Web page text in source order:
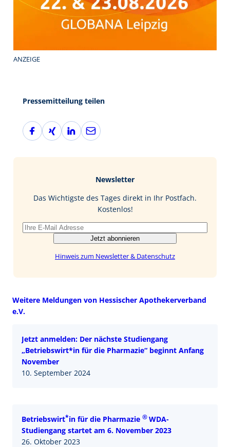
ANZEIGE
Pressemitteilung teilen
F
a
X
i
L
i
I
E
-
Newsletter
Das Wichtigste des Tages direkt in Ihr Postfach.
Kostenlos!
Jetzt abonnieren
Hinweis zum Newsletter & Datenschutz
Weitere Meldungen von Hessischer Apothekerverband
e.V.
Jetzt anmelden: Der nächste Studiengang
„Betriebswirt*in für die Pharmazie“ beginnt Anfang
November
10. September 2024
Betriebswirt*in für die Pharmazie ®WDA-
Studiengang startet am 6. November 2023
26. Oktober 2023